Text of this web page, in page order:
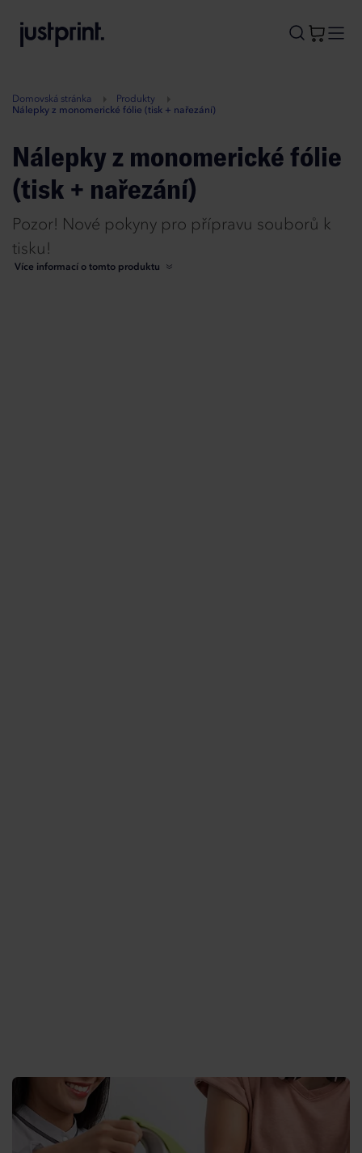
A
Domovská stránka
Produkty
Nálepky z monomerické fólie (tisk + nařezání)
Nálepky z monomerické fólie
(tisk + nařezání)
Pozor! Nové pokyny pro přípravu souborů k
tisku!
Více informací o tomto produktu